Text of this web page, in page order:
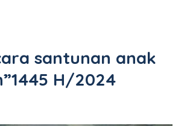
santunan anak
H/2024